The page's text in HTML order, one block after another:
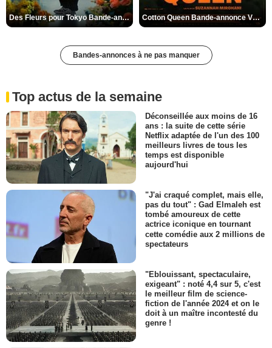
Des Fleurs pour Tokyo Bande-annonce VO STFR Cotton Queen Bande-annonce VO STFR
Bandes-annonces à ne pas manquer
Top actus de la semaine
Déconseillée aux moins de 16
ans : la suite de cette série
Netflix adaptée de l'un des 100
meilleurs livres de tous les
temps est disponible
aujourd'hui
"J'ai craqué complet, mais elle,
pas du tout" : Gad Elmaleh est
tombé amoureux de cette
actrice iconique en tournant
cette comédie aux 2 millions de
spectateurs
"Eblouissant, spectaculaire,
exigeant" : noté 4,4 sur 5, c'est
le meilleur film de science-
fiction de l'année 2024 et on le
doit à un maître incontesté du
genre !